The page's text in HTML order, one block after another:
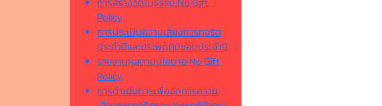
Policy
การประเมินความเสี่ยงการทุจริต
ประจำปีและประพฤติมิชอบประจำปี
รายงานผลตามนโยบาย No Gift
Policy
การดำเนินการเพื่อจัดการความ